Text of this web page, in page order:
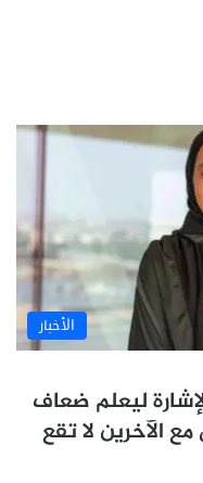
الأخبار
ليعلم ضعاف
الآخرين لا تقع